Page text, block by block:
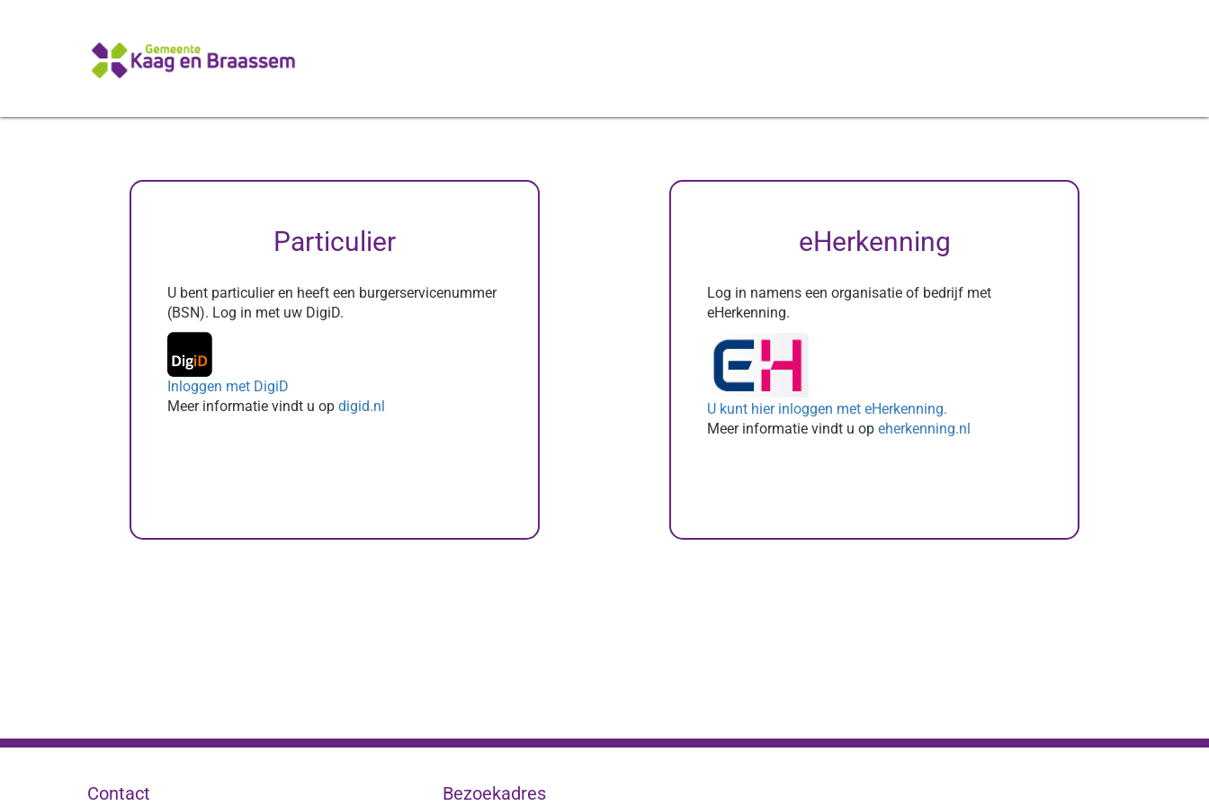
Particulier
U bent particulier en heeft een burgerservicenummer
(BSN). Log in met uw DigiD.
Inloggen met DigiD
Meer informatie vindt u op digid.nl
eHerkenning
Log in namens een organisatie of bedrijf met
eHerkenning.
U kunt hier inloggen met eHerkenning.
Meer informatie vindt u op eherkenning.nl
Contact Bezoekadres